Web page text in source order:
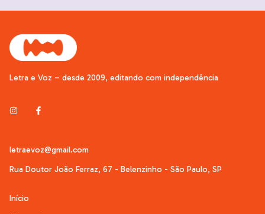
Letra e Voz – desde 2009, editando com independência
letraevoz@gmail.com
Rua Doutor João Ferraz, 67 - Belenzinho - São Paulo, SP
Início